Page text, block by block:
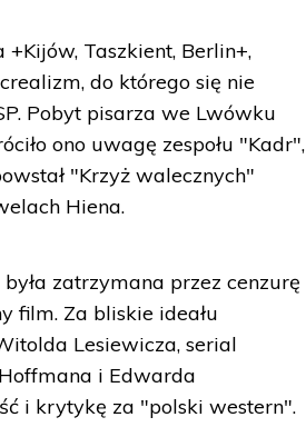
Taszkient, Berlin+,
do którego się nie
Pobyt pisarza we Lwówku
ono uwagę zespołu "Kadr",
"Krzyż walecznych"
Hiena.
zatrzymana przez cenzurę
film. Za bliskie ideału
Lesiewicza, serial
i Edwarda
i krytykę za "polski western".